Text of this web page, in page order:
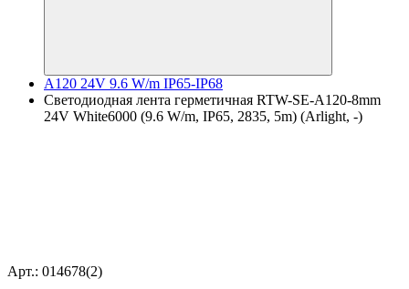
A120 24V 9.6 W/m IP65-IP68
Светодиодная лента герметичная RTW-SE-A120-8mm
24V White6000 (9.6 W/m, IP65, 2835, 5m) (Arlight, -)
Арт.: 014678(2)